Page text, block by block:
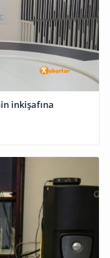
inkişafına